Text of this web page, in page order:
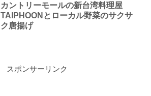
カントリーモールの新台湾料理屋
TAIPHOONとローカル野菜のサクサ
ク唐揚げ
スポンサーリンク